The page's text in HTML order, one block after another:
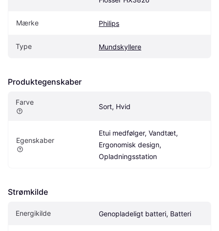
Mærke Philips
Type Mundskyllere
Produktegenskaber
Farve
Sort, Hvid
Egenskaber
Etui medfølger, Vandtæt,
Ergonomisk design,
Opladningsstation
Strømkilde
Energikilde Genopladeligt batteri, Batteri